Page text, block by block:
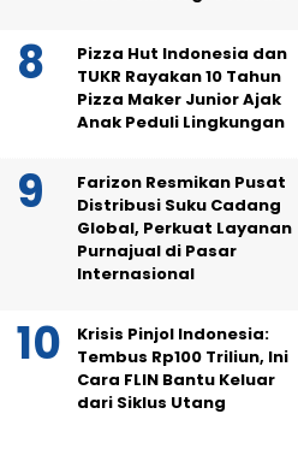
Pizza Hut Indonesia dan
TUKR Rayakan 10 Tahun
Pizza Maker Junior Ajak
Anak Peduli Lingkungan
Farizon Resmikan Pusat
Distribusi Suku Cadang
Global, Perkuat Layanan
Purnajual di Pasar
Internasional
Krisis Pinjol Indonesia:
Tembus Rp100 Triliun, Ini
Cara FLIN Bantu Keluar
dari Siklus Utang